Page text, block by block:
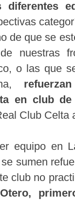
diferentes
de que se
nuestras
o las que
en club de
Club Celta
equipo en
sumen
club no